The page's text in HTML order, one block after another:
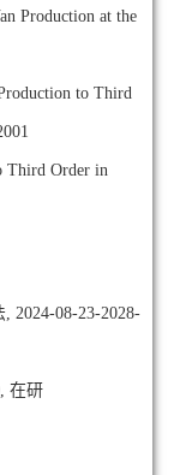
Production at the
to Third
Third Order in
2024-08-23-2028-
在研